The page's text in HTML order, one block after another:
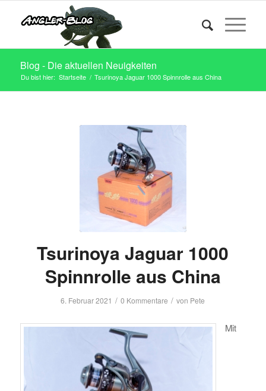
Blog - Die aktuellen Neuigkeiten
Du bist hier: Startseite / Tsurinoya Jaguar 1000 Spinnrolle aus China
Tsurinoya Jaguar 1000
Spinnrolle aus China
6. Februar 2021 / 0 Kommentare / von Pete
Mit